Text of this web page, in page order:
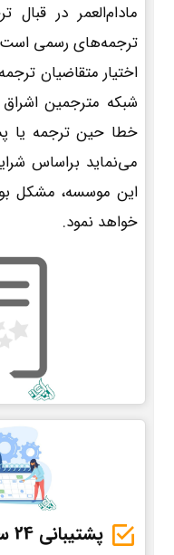
مادام‌العمر در
ترجمه‌های رسمی
اختیار متقاضیان
شبکه مترجمین
خطا حین ترجمه یا
می‌نماید براساس
این موسسه، مشکل
خواهد نمود.
پشتیبانی 24 ساعته